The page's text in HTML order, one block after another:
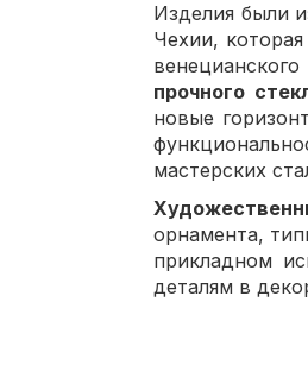
Изделия были
Чехии,
прочного
новые
мастерских
орнамента,
прикладном
деталям в